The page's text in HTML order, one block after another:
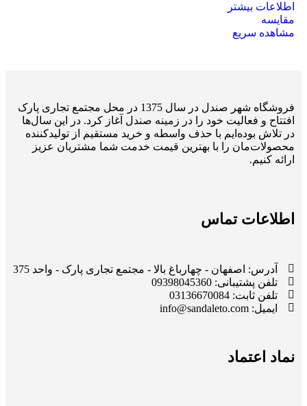
اطلاعات بیشتر
مقایسه
مشاهده سریع
فروشگاه شهر صندل در سال 1375 در محل مجتمع تجاری پارک
افتتاح و فعالیت خود را در زمینه صندل آغاز کرد. در این سال‌ها
در تلاش بوده‌ایم با حذف واسطه و خرید مستقیم از تولیدکننده
محصولات‌مان را با بهترین قیمت خدمت شما مشتریان عزیز
ارائه کنیم.
اطلاعات تماس
آدرس: اصفهان - چهارباغ بالا - مجتمع تجاری پارک - واحد 375
تلفن پشتیبانی: 09398045360
تلفن ثابت: 03136670084
ایمیل: info@sandaleto.com
نماد اعتماد